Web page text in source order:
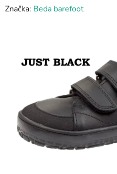
Značka: Beda barefoot